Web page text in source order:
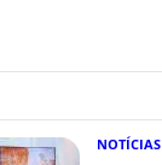
NOTÍCIAS